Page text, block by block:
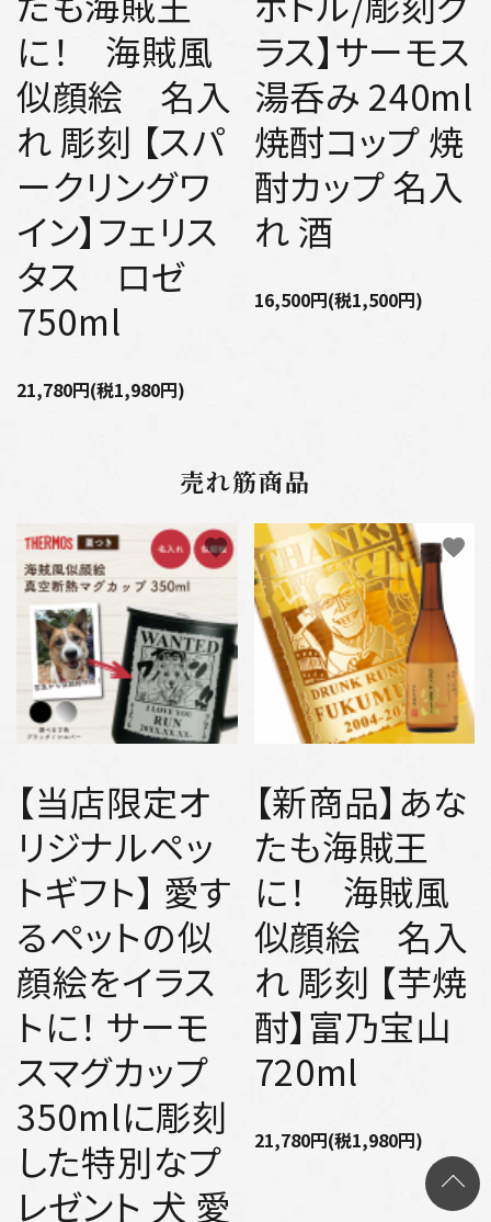
に！ 海賊風
似顔絵 名入
れ 彫刻 【スパ
ークリングワ
イン】フェリス
タス ロゼ
750ml
21,780円(税1,980円)
ラス】サーモス
湯呑み 240ml
焼酎コップ 焼
酎カップ 名入
れ 酒
16,500円(税1,500円)
売れ筋商品
【当店限定オ
リジナルペッ
トギフト】 愛す
るペットの似
顔絵をイラス
トに！ サーモ
スマグカップ
350mlに彫刻
した特別なプ
レゼント 犬 愛
favorite
【新商品】あな
たも海賊王
に！ 海賊風
似顔絵 名入
れ 彫刻 【芋焼
酎】富乃宝山
720ml
21,780円(税1,980円)
favorite